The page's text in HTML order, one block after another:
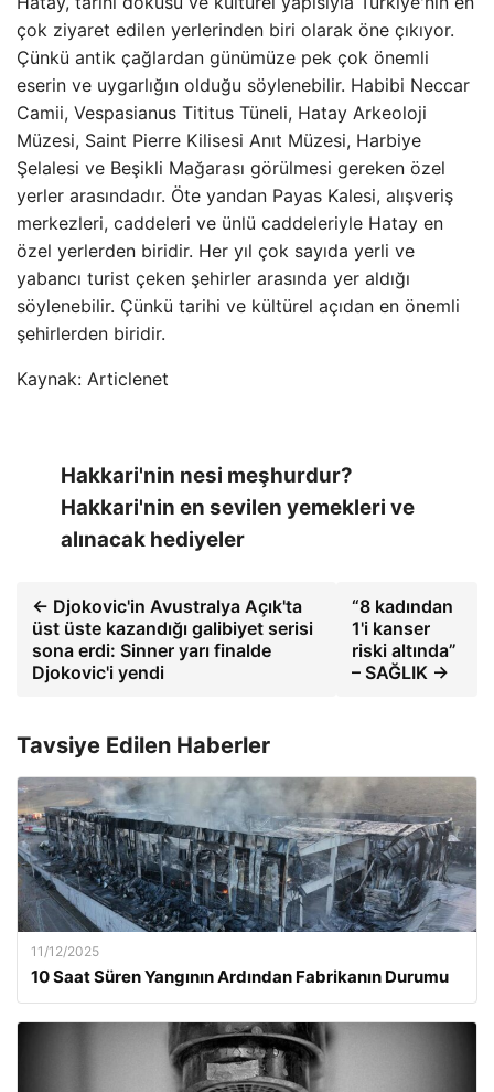
çok ziyaret edilen yerlerinden biri olarak öne çıkıyor.
Çünkü antik çağlardan günümüze pek çok önemli
eserin ve uygarlığın olduğu söylenebilir. Habibi Neccar
Camii, Vespasianus Tititus Tüneli, Hatay Arkeoloji
Müzesi, Saint Pierre Kilisesi Anıt Müzesi, Harbiye
Şelalesi ve Beşikli Mağarası görülmesi gereken özel
yerler arasındadır. Öte yandan Payas Kalesi, alışveriş
merkezleri, caddeleri ve ünlü caddeleriyle Hatay en
özel yerlerden biridir. Her yıl çok sayıda yerli ve
yabancı turist çeken şehirler arasında yer aldığı
söylenebilir. Çünkü tarihi ve kültürel açıdan en önemli
şehirlerden biridir.
Kaynak: Articlenet
Hakkari'nin nesi meşhurdur?
Hakkari'nin en sevilen yemekleri ve
alınacak hediyeler
← Djokovic'in Avustralya Açık'ta
üst üste kazandığı galibiyet serisi
sona erdi: Sinner yarı finalde
Djokovic'i yendi
“8 kadından
1'i kanser
riski altında”
– SAĞLIK →
Tavsiye Edilen Haberler
11/12/2025
10 Saat Süren Yangının Ardından Fabrikanın Durumu